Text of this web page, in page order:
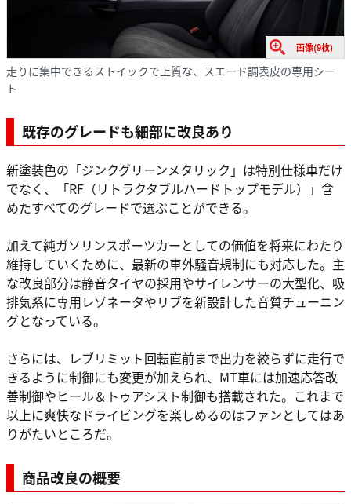
画像(9枚)
走りに集中できるストイックで上質な、スエード調表皮の専用シー
ト
既存のグレードも細部に改良あり
新塗装色の「ジンクグリーンメタリック」は特別仕様車だけ
でなく、「RF（リトラクタブルハードトップモデル）」含
めたすべてのグレードで選ぶことができる。
加えて純ガソリンスポーツカーとしての価値を将来にわたり
維持していくために、最新の車外騒音規制にも対応した。主
な改良部分は静音タイヤの採用やサイレンサーの大型化、吸
排気系に専用レゾネータやリブを新設計した音質チューニン
グとなっている。
さらには、レブリミット回転直前まで出力を絞らずに走行で
きるように制御にも変更が加えられ、MT車には加速応答改
善制御やヒール＆トゥアシスト制御も搭載された。これまで
以上に爽快なドライビングを楽しめるのはファンとしてはあ
りがたいところだ。
商品改良の概要